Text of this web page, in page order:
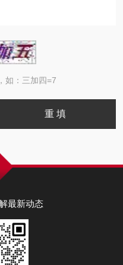
如：三加四=7
最新动态